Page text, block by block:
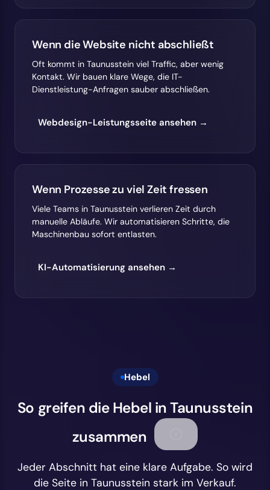
Wenn die Website nicht abschließt
Oft kommt in Taunusstein viel Traffic, aber wenig
Kontakt. Wir bauen klare Wege, die IT-
Dienstleistung-Anfragen sauber abschließen.
Webdesign-Leistungsseite ansehen →
Wenn Prozesse zu viel Zeit fressen
Viele Teams in Taunusstein verlieren Zeit durch
manuelle Abläufe. Wir automatisieren Schritte, die
Maschinenbau sofort entlasten.
KI-Automatisierung ansehen →
Hebel
So greifen die Hebel in Taunusstein
zusammen
Jeder Abschnitt hat eine klare Aufgabe. So wird
die Seite in Taunusstein stark im Verkauf.